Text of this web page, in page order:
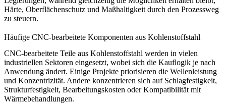
Härte, Oberflächenschutz und Maßhaltigkeit durch den Prozessweg
zu steuern.
Häufige CNC-bearbeitete Komponenten aus Kohlenstoffstahl
CNC-bearbeitete Teile aus Kohlenstoffstahl werden in vielen
industriellen Sektoren eingesetzt, wobei sich die Kauflogik je nach
Anwendung ändert. Einige Projekte priorisieren die Wellenleistung
und Konzentrizität. Andere konzentrieren sich auf Schlagfestigkeit,
Strukturfestigkeit, Bearbeitungskosten oder Kompatibilität mit
Wärmebehandlungen.